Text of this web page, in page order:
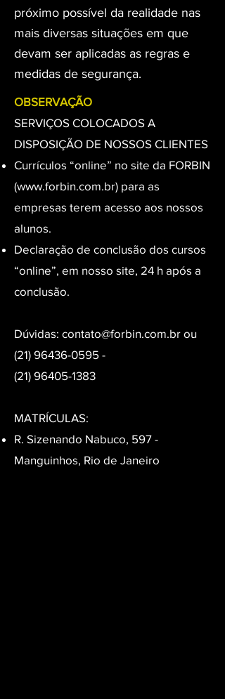
próximo possível da realidade nas
mais diversas situações em que
devam ser aplicadas as regras e
medidas de segurança.
OBSERVAÇÃO
SERVIÇOS COLOCADOS A
DISPOSIÇÃO DE NOSSOS CLIENTES
Currículos “online” no site da FORBIN
(www.forbin.com.br) para as
empresas terem acesso aos nossos
alunos.
Declaração de conclusão dos cursos
“online”, em nosso site, 24 h após a
conclusão.
Dúvidas: contato@forbin.com.br ou
(21) 96436-0595 -
(21) 96405-1383
MATRÍCULAS:
R. Sizenando Nabuco, 597 -
Manguinhos, Rio de Janeiro